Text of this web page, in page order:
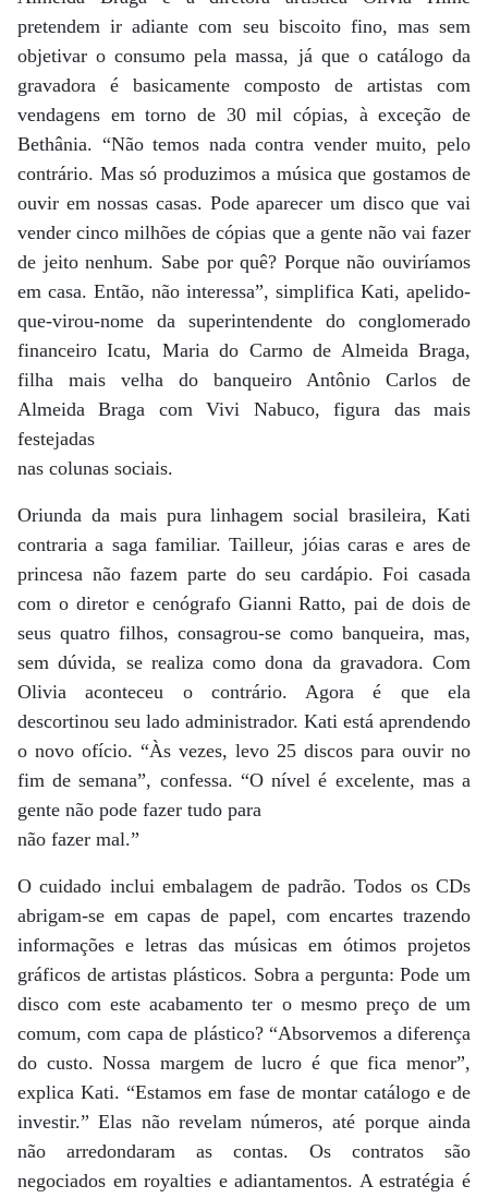
pretendem ir adiante com seu biscoito fino, mas sem
objetivar o consumo pela massa, já que o catálogo da
gravadora é basicamente composto de artistas com
vendagens em torno de 30 mil cópias, à exceção de
Bethânia. “Não temos nada contra vender muito, pelo
contrário. Mas só produzimos a música que gostamos de
ouvir em nossas casas. Pode aparecer um disco que vai
vender cinco milhões de cópias que a gente não vai fazer
de jeito nenhum. Sabe por quê? Porque não ouviríamos
em casa. Então, não interessa”, simplifica Kati, apelido-
que-virou-nome da superintendente do conglomerado
financeiro Icatu, Maria do Carmo de Almeida Braga,
filha mais velha do banqueiro Antônio Carlos de
Almeida Braga com Vivi Nabuco, figura das mais
festejadas
nas colunas sociais.
Oriunda da mais pura linhagem social brasileira, Kati
contraria a saga familiar. Tailleur, jóias caras e ares de
princesa não fazem parte do seu cardápio. Foi casada
com o diretor e cenógrafo Gianni Ratto, pai de dois de
seus quatro filhos, consagrou-se como banqueira, mas,
sem dúvida, se realiza como dona da gravadora. Com
Olivia aconteceu o contrário. Agora é que ela
descortinou seu lado administrador. Kati está aprendendo
o novo ofício. “Às vezes, levo 25 discos para ouvir no
fim de semana”, confessa. “O nível é excelente, mas a
gente não pode fazer tudo para
não fazer mal.”
O cuidado inclui embalagem de padrão. Todos os CDs
abrigam-se em capas de papel, com encartes trazendo
informações e letras das músicas em ótimos projetos
gráficos de artistas plásticos. Sobra a pergunta: Pode um
disco com este acabamento ter o mesmo preço de um
comum, com capa de plástico? “Absorvemos a diferença
do custo. Nossa margem de lucro é que fica menor”,
explica Kati. “Estamos em fase de montar catálogo e de
investir.” Elas não revelam números, até porque ainda
não arredondaram as contas. Os contratos são
negociados em royalties e adiantamentos. A estratégia é